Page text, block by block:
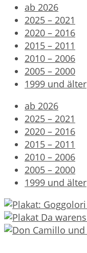
ab 2026
2025 – 2021
2020 – 2016
2015 – 2011
2010 – 2006
2005 – 2000
1999 und älter
ab 2026
2025 – 2021
2020 – 2016
2015 – 2011
2010 – 2006
2005 – 2000
1999 und älter